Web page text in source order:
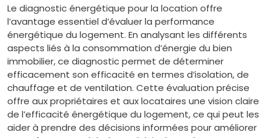
Le diagnostic énergétique pour la location offre
l’avantage essentiel d’évaluer la performance
énergétique du logement. En analysant les différents
aspects liés à la consommation d’énergie du bien
immobilier, ce diagnostic permet de déterminer
efficacement son efficacité en termes d’isolation, de
chauffage et de ventilation. Cette évaluation précise
offre aux propriétaires et aux locataires une vision claire
de l’efficacité énergétique du logement, ce qui peut les
aider à prendre des décisions informées pour améliorer